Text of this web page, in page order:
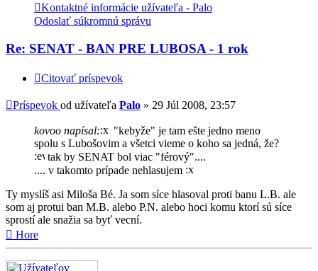
Kontaktné informácie užívateľa - Palo
Odoslať súkromnú správu
Re: SENAT - BAN PRE LUBOSA - 1 rok
Citovať príspevok
Príspevok od užívateľa Palo » 29 Júl 2008, 23:57
kovoo napísal:
"kebyže" je tam ešte jedno meno
spolu s Lubošovim a všetci vieme o koho sa jedná, že?
tak by SENAT bol viac "férový"....
.... v takomto prípade nehlasujem
Ty myslíš asi Miloša Bé. Ja som síce hlasoval proti banu L.B. ale
som aj protui ban M.B. alebo P.N. alebo hoci komu ktorí sú síce
sprostí ale snažia sa byť vecní.
Hore